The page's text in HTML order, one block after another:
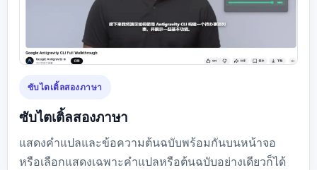
ซับไตเติ้ลสองภาษา
ซับไตเติ้ลสองภาษา
แสดงคำแปลและข้อความต้นฉบับพร้อมกันบนหน้าจอ
หรือเลือกแสดงเฉพาะคำแปลหรือต้นฉบับอย่างเดียวก็ได้